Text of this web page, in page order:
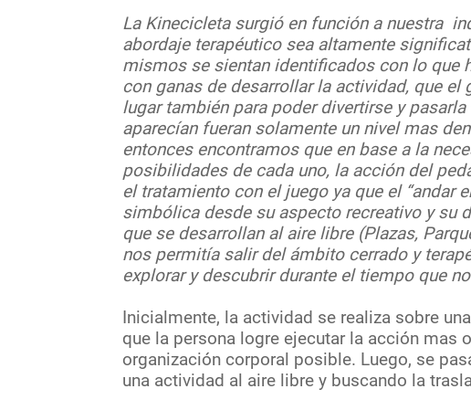
La Kinecicleta surgió en función a nuestra
abordaje terapéutico sea altamente
mismos se sientan identificados con lo que
con ganas de desarrollar la actividad, que
lugar también para poder divertirse y
aparecían fueran solamente un nivel mas
entonces encontramos que en base a la
posibilidades de cada uno, la acción del
el tratamiento con el juego ya que el “andar
simbólica desde su aspecto recreativo y su
que se desarrollan al aire libre (Plazas,
nos permitía salir del ámbito cerrado y
explorar y descubrir durante el tiempo que
Inicialmente, la actividad se realiza sobre
que la persona logre ejecutar la acción mas
organización corporal posible. Luego, se
una actividad al aire libre y buscando la